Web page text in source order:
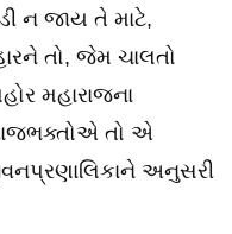
ન જાય તે માટે,
તો, જેમ ચાલતો
મહારાજના
તો એ
અનુસરી